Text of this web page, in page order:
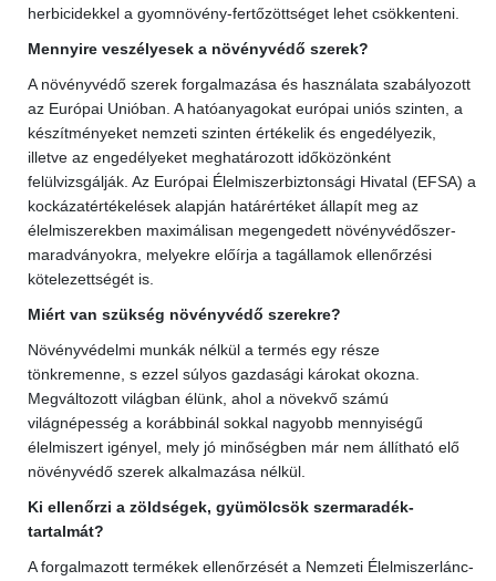
herbicidekkel a gyomnövény-fertőzöttséget lehet csökkenteni.
Mennyire veszélyesek a növényvédő szerek?
A növényvédő szerek forgalmazása és használata szabályozott
az Európai Unióban. A hatóanyagokat európai uniós szinten, a
készítményeket nemzeti szinten értékelik és engedélyezik,
illetve az engedélyeket meghatározott időközönként
felülvizsgálják. Az Európai Élelmiszerbiztonsági Hivatal (EFSA) a
kockázatértékelések alapján határértéket állapít meg az
élelmiszerekben maximálisan megengedett növényvédőszer-
maradványokra, melyekre előírja a tagállamok ellenőrzési
kötelezettségét is.
Miért van szükség növényvédő szerekre?
Növényvédelmi munkák nélkül a termés egy része
tönkremenne, s ezzel súlyos gazdasági károkat okozna.
Megváltozott világban élünk, ahol a növekvő számú
világnépesség a korábbinál sokkal nagyobb mennyiségű
élelmiszert igényel, mely jó minőségben már nem állítható elő
növényvédő szerek alkalmazása nélkül.
Ki ellenőrzi a zöldségek, gyümölcsök szermaradék-
tartalmát?
A forgalmazott termékek ellenőrzését a Nemzeti Élelmiszerlánc-